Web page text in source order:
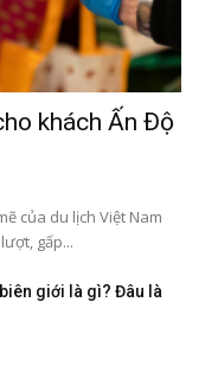
khách Ấn Độ
của du lịch Việt Nam
gấp...
giới là gì? Đâu là